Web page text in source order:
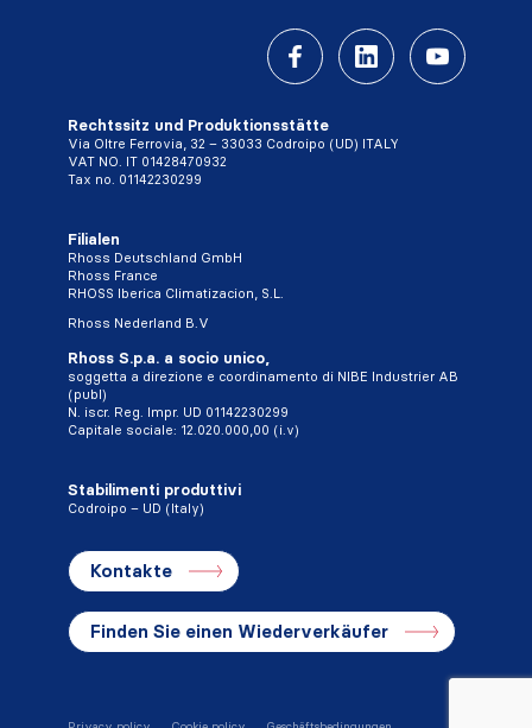
Rechtssitz und Produktionsstätte
Via Oltre Ferrovia, 32 – 33033 Codroipo (UD) ITALY
VAT NO. IT 01428470932
Tax no. 01142230299
Filialen
Rhoss Deutschland GmbH
Rhoss France
RHOSS Iberica Climatizacion, S.L.
Rhoss Nederland B.V
Rhoss S.p.a. a socio unico,
soggetta a direzione e coordinamento di NIBE Industrier AB
(publ)
N. iscr. Reg. Impr. UD 01142230299
Capitale sociale: 12.020.000,00 (i.v)
Stabilimenti produttivi
Codroipo – UD (Italy)
Kontakte
Finden Sie einen Wiederverkäufer